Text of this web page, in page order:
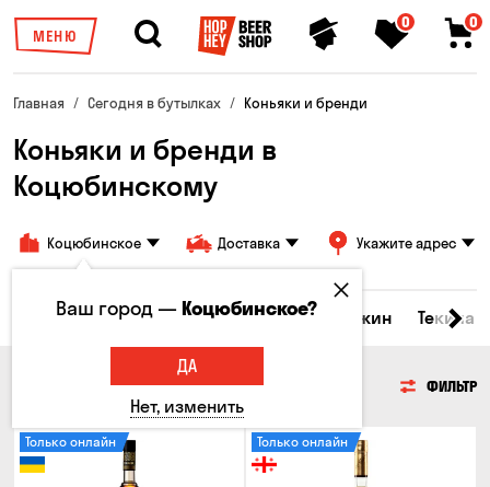
МЕНЮ
0 0
Главная Сегодня в бутылках Коньяки и бренди
Коньяки и бренди в
Коцюбинскому
Коцюбинское Доставка Укажите адрес
и настойки Коньяки и бренди Джин Текила
КОНЬЯКИ И БРЕНДИ ФИЛЬТР
Только онлайн Только онлайн
Ваш город —Коцюбинское?
ДА
Нет, изменить